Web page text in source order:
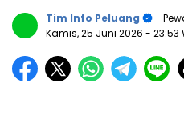
Tim Info Peluang
-
Kamis, 25 Juni 2026 - 23:53